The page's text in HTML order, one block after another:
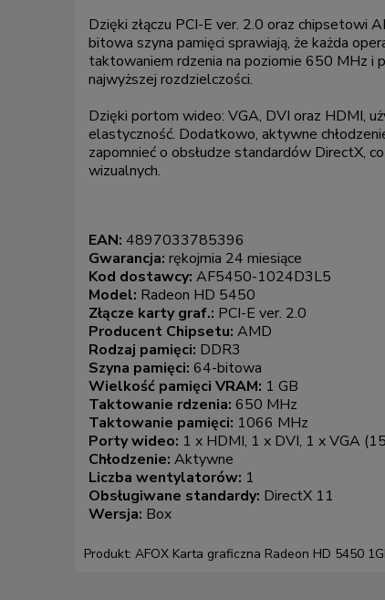
Dzięki złączu PCI-E ver. 2.0 oraz chipsetowi
bitowa szyna pamięci sprawiają, że każda
taktowaniem rdzenia na poziomie 650 MHz i
najwyższej rozdzielczości.
Dzięki portom wideo: VGA, DVI oraz HDMI,
elastyczność. Dodatkowo, aktywne
zapomnieć o obsłudze standardów DirectX,
wizualnych.
EAN: 4897033785396
Gwarancja: rękojmia 24 miesiące
Kod dostawcy: AF5450-1024D3L5
Model: Radeon HD 5450
Złącze karty graf.: PCI-E ver. 2.0
Producent Chipsetu: AMD
Rodzaj pamięci: DDR3
Szyna pamięci: 64-bitowa
Wielkość pamięci VRAM: 1 GB
Taktowanie rdzenia: 650 MHz
Taktowanie pamięci: 1066 MHz
Porty wideo: 1 x HDMI, 1 x DVI, 1 x VGA
Chłodzenie: Aktywne
Liczba wentylatorów: 1
Obsługiwane standardy: DirectX 11
Wersja: Box
Produkt: AFOX Karta graficzna Radeon HD 5450